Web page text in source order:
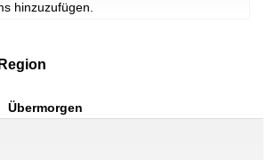
hinzuzufügen.
Übermorgen